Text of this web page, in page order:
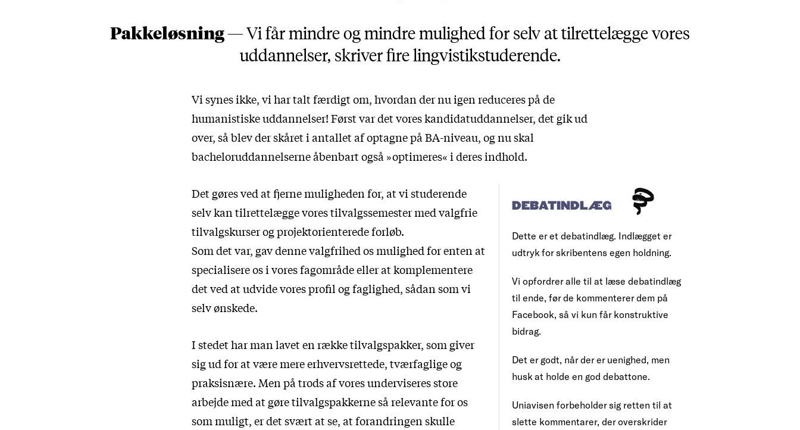
Pakkeløsning —Vi får mindre og mindre mulighed for selv at tilrettelægge vores
uddannelser, skriver fire lingvistikstuderende.
Vi synes ikke, vi har talt færdigt om, hvordan der nu igen reduceres på de
humanistiske uddannelser! Først var det vores kandidatuddannelser, det gik ud
over, så blev der skåret i antallet af optagne på BA-niveau, og nu skal
bacheloruddannelserne åbenbart også »optimeres« i deres indhold.
DEBATINDLÆG
Dette er et debatindlæg. Indlægget er
udtryk for skribentens egen holdning.
Vi opfordrer alle til at læse debatindlæg
til ende, før de kommenterer dem på
Facebook, så vi kun får konstruktive
bidrag.
Det er godt, når der er uenighed, men
husk at holde en god debattone.
Uniavisen forbeholder sig retten til at
slette kommentarer, der overskrider
Det gøres ved at fjerne muligheden for, at vi studerende
selv kan tilrettelægge vores tilvalgssemester med valgfrie
tilvalgskurser og projektorienterede forløb.
Som det var, gav denne valgfrihed os mulighed for enten at
specialisere os i vores fagområde eller at komplementere
det ved at udvide vores profil og faglighed, sådan som vi
selv ønskede.
I stedet har man lavet en række tilvalgspakker, som giver
sig ud for at være mere erhvervsrettede, tværfaglige og
praksisnære. Men på trods af vores underviseres store
arbejde med at gøre tilvalgspakkerne så relevante for os
som muligt, er det svært at se, at forandringen skulle